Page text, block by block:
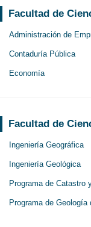
Facultad de
Administración de
Contaduría Pública
Economía
Facultad de
Ingeniería Geográfica
Ingeniería Geológica
Programa de Catastro
Programa de Geología